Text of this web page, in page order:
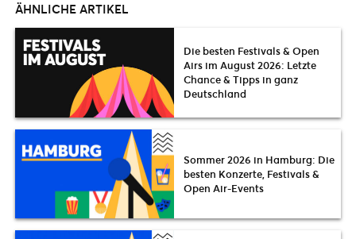
ÄHNLICHE ARTIKEL
Die besten Festivals & Open
Airs im August 2026: Letzte
Chance & Tipps in ganz
Deutschland
Sommer 2026 in Hamburg: Die
besten Konzerte, Festivals &
Open Air-Events